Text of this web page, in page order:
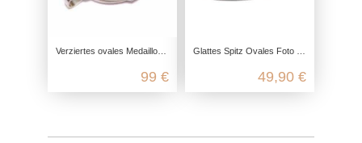
Verziertes ovales Medaillon aus 925 Sterling Silber
99 €
Glattes Spitz Ovales Foto Medaillon aus 925 Sterling Silber
49,90 €